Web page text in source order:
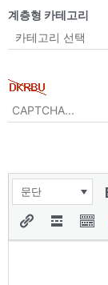
계층형 카테고리
문단